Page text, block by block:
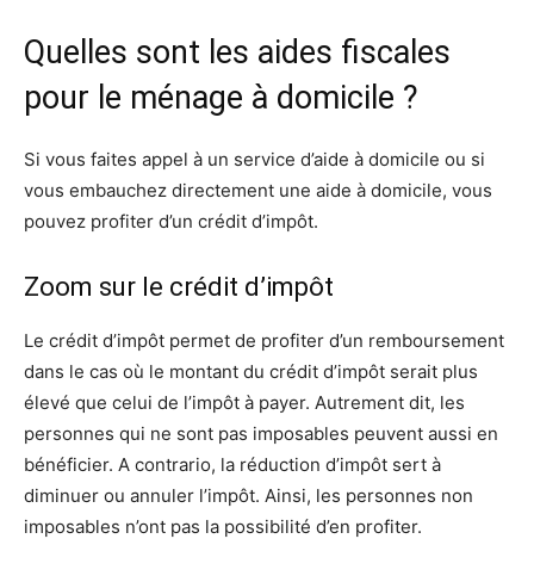
Quelles sont les aides fiscales
pour le ménage à domicile ?
Si vous faites appel à un service d’aide à domicile ou si
vous embauchez directement une aide à domicile, vous
pouvez profiter d’un crédit d’impôt.
Zoom sur le crédit d’impôt
Le crédit d’impôt permet de profiter d’un remboursement
dans le cas où le montant du crédit d’impôt serait plus
élevé que celui de l’impôt à payer. Autrement dit, les
personnes qui ne sont pas imposables peuvent aussi en
bénéficier. A contrario, la réduction d’impôt sert à
diminuer ou annuler l’impôt. Ainsi, les personnes non
imposables n’ont pas la possibilité d’en profiter.